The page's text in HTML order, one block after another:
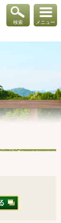
メニュー
検索